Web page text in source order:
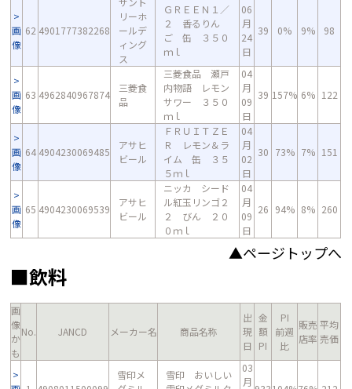
画
像
62 4901777382268
リーホ
ールデ
ィング
ス
ＧＲＥＥＮ１／
２ 香るりん
ご 缶 ３５０
ｍｌ
06
月
24
日
39 0% 9% 98
画
像
63 4962840967874
三菱食
品
三菱食品 瀬戸
内物語 レモン
サワー ３５０
ｍｌ
04
月
09
日
39 157% 6% 122
画
像
64 4904230069485
アサヒ
ビール
ＦＲＵＩＴＺＥ
Ｒ レモン＆ラ
イム 缶 ３５
５ｍｌ
04
月
02
日
30 73% 7% 151
画
像
65 4904230069539
アサヒ
ビール
ニッカ シード
ル紅玉リンゴ２
２ びん ２０
０ｍｌ
04
月
09
日
26 94% 8% 260
▲ページトップへ
■飲料
画
像
か
も
No. JANCD メーカー名 商品名称
出
現
日
金
額
PI
PI
前週
比
販売
店率
平均
売価
雪印メ
雪印 おいしい
03
月